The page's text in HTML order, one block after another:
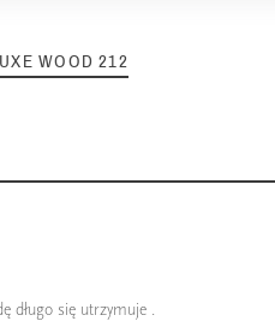
WOOD 212
długo się utrzymuje .